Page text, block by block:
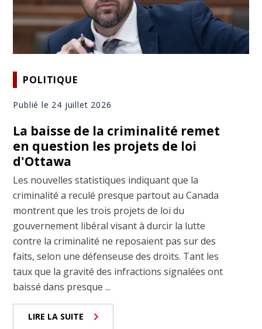
POLITIQUE
Publié le 24 juillet 2026
La baisse de la criminalité remet
en question les projets de loi
d'Ottawa
Les nouvelles statistiques indiquant que la
criminalité a reculé presque partout au Canada
montrent que les trois projets de loi du
gouvernement libéral visant à durcir la lutte
contre la criminalité ne reposaient pas sur des
faits, selon une défenseuse des droits. Tant les
taux que la gravité des infractions signalées ont
baissé dans presque ...
LIRE LA SUITE